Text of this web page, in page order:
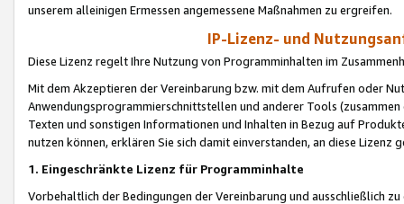
unserem alleinigen Ermessen angemessene Maßnahmen zu ergreifen.
IP-Lizenz- und
Diese Lizenz regelt Ihre Nutzung von Programminhalten im
Mit dem Akzeptieren der Vereinbarung bzw. mit dem Aufrufen oder
Anwendungsprogrammierschnittstellen und anderer Tools (zusammen
Texten und sonstigen Informationen und Inhalten in Bezug auf
nutzen können, erklären Sie sich damit einverstanden, an diese Lizenz
1. Eingeschränkte Lizenz für Programminhalte
Vorbehaltlich der Bedingungen der Vereinbarung und ausschließlich